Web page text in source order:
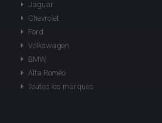
Jaguar
Chevrolet
Ford
Volkswagen
BMW
Alfa Roméo
Toutes les marques